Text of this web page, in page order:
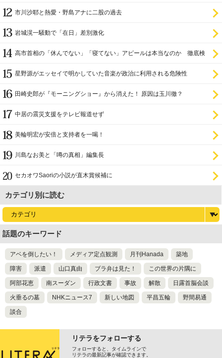
市川沙耶と熱愛・野島アナに二股の過去
岩城滉一騒動で「在日」差別激化
高市首相の「休んでない」「寝てない」アピールは本当なのか 徹底検
星野源がエッセイで明かしていた音楽が政治に利用される危険性
田崎史郎が『モーニングショー』から消えた！ 原因は玉川徹？
中居の震災支援をテレビ報道せず
美輪明宏が安倍と支持者を一喝！
川島なお美と「噂の真相」編集長
セカオワSaoriの小説が直木賞候補に
カテゴリ別に読む
話題のキーワード
アベを倒したい！ メディア定点観測 月刊Hanada 築地
障害 派遣 山口真由 ブラ弁は見た！ この世界の片隅に
阿部花恵 南スーダン 行政文書 事故 解散 日露首脳会談
火垂るの墓 NHKニュース7 新しい地図 平昌五輪 野間易通
談合
リテラをフォローする
フォローすると、タイムラインで
リテラの最新記事が確認できます。